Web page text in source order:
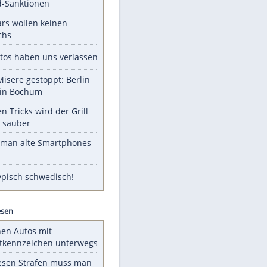
Unsere Themen-Highlights
Russland-Sanktionen
Diese Stars wollen keinen
Nachwuchs